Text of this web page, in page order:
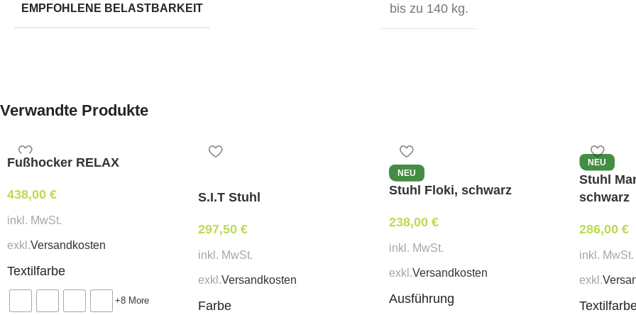
EMPFOHLENE BELASTBARKEIT bis zu 140 kg.
unregelmäßiger Struktur
können die Struktur und
Verwandte Produkte
Fußhocker RELAX
438,00 €
inkl. MwSt.
exkl.Versandkosten
Textilfarbe
+8 More
S.I.T Stuhl
297,50 €
inkl. MwSt.
exkl.Versandkosten
Farbe
NEU
Stuhl Floki, schwarz
238,00 €
inkl. MwSt.
exkl.Versandkosten
Ausführung
NEU
Stuhl
schwarz
286,00€
inkl. MwSt.
exkl.